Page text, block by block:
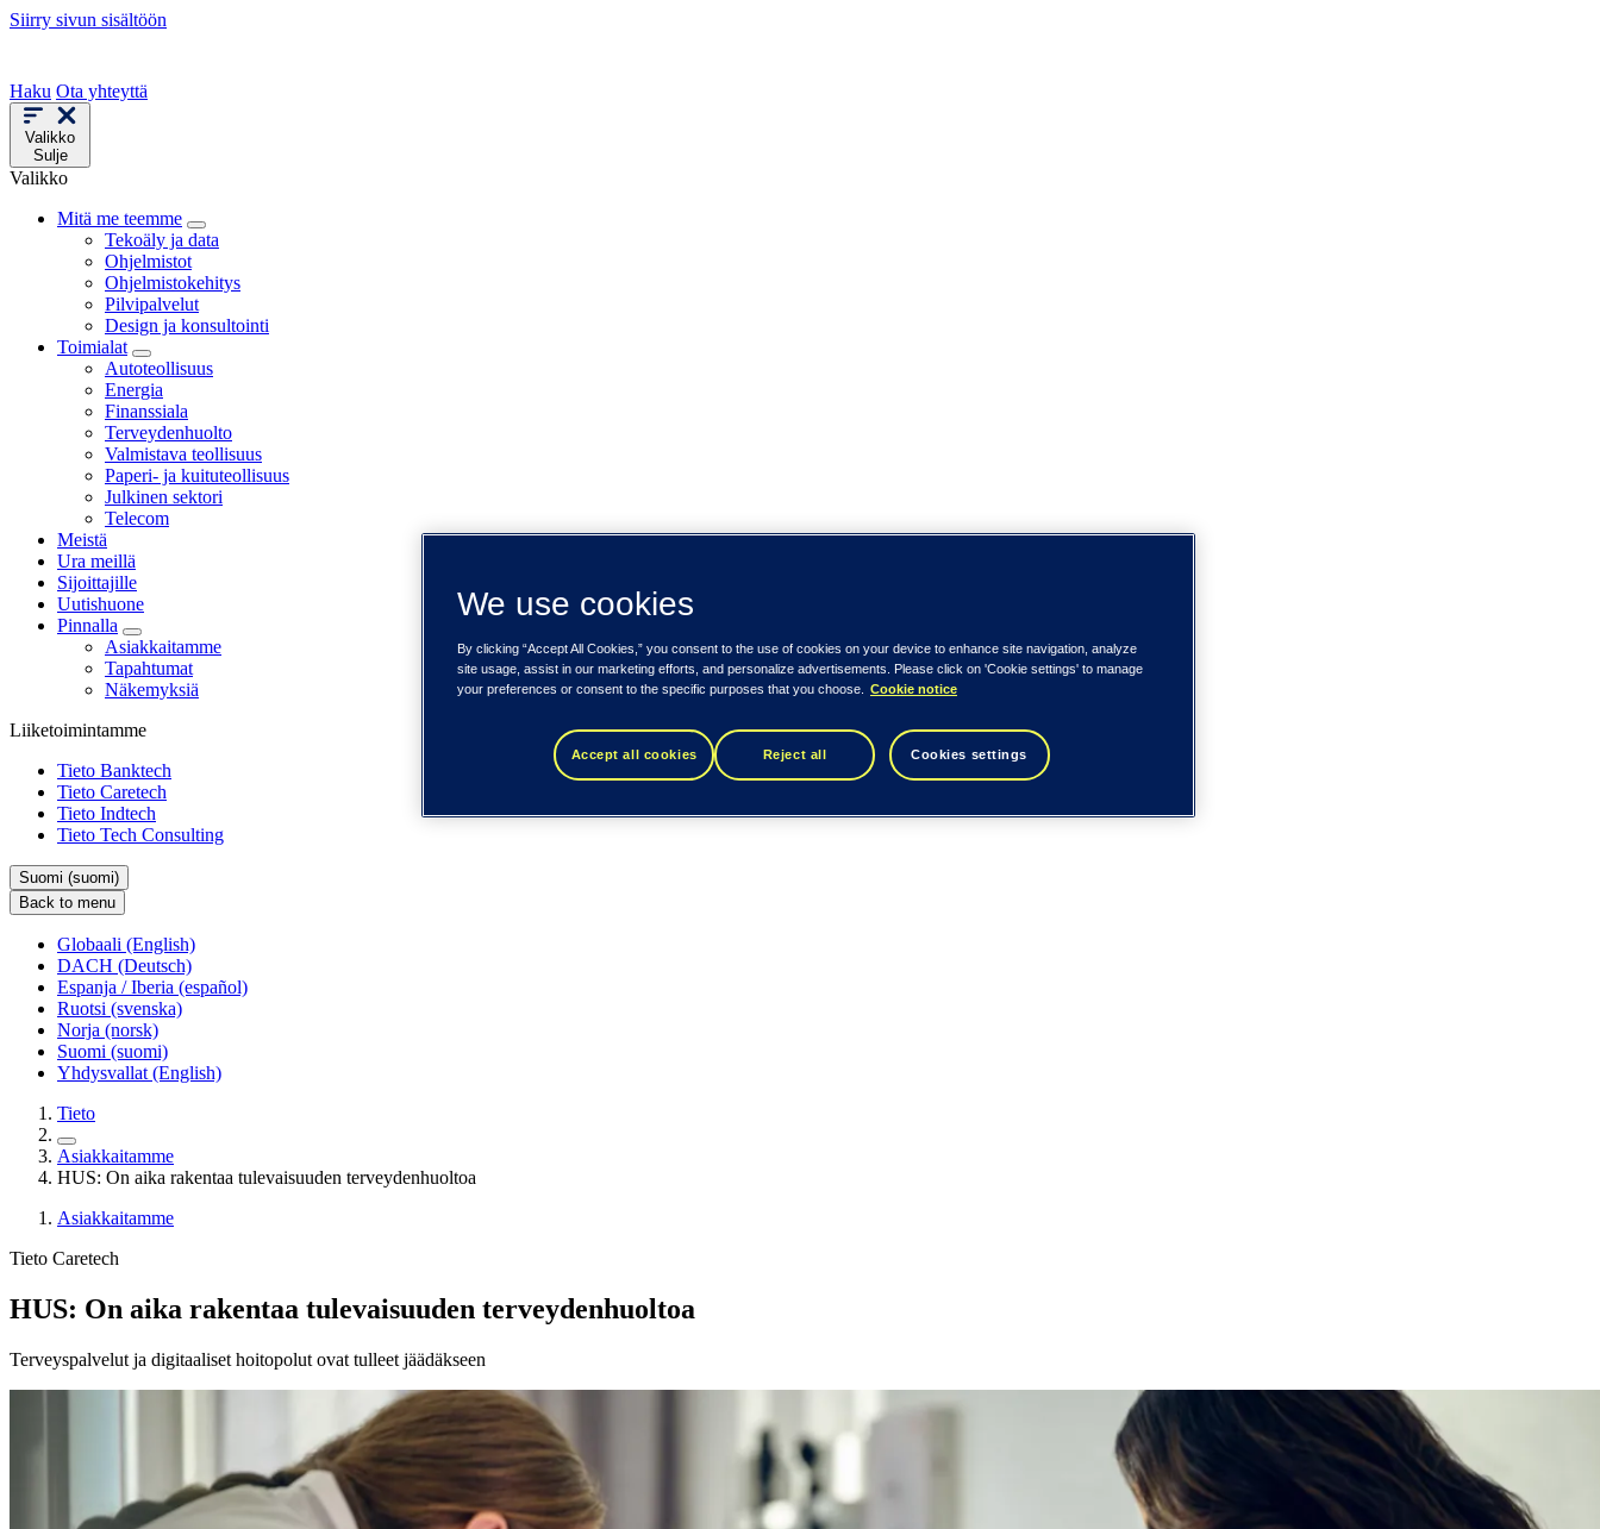
Siirry sivun sisältöön
Haku Ota yhteyttä
Valikko
Sulje
Valikko
Mitä me teemme
Tekoäly ja data
Ohjelmistot
Ohjelmistokehitys
Pilvipalvelut
Design ja konsultointi
Toimialat
Autoteollisuus
Energia
Finanssiala
Terveydenhuolto
Valmistava teollisuus
Paperi- ja kuituteollisuus
Julkinen sektori
Telecom
Meistä
Ura meillä
Sijoittajille
Uutishuone
Pinnalla
Asiakkaitamme
Tapahtumat
Näkemyksiä
Liiketoimintamme
Tieto Banktech
Tieto Caretech
Tieto Indtech
Tieto Tech Consulting
Suomi (suomi)
Back to menu
Globaali (English)
DACH (Deutsch)
Espanja / Iberia (español)
Ruotsi (svenska)
Norja (norsk)
Suomi (suomi)
Yhdysvallat (English)
Tieto
Asiakkaitamme
HUS: On aika rakentaa tulevaisuuden terveydenhuoltoa
Asiakkaitamme
Tieto Caretech
HUS: On aika rakentaa tulevaisuuden terveydenhuoltoa
Terveyspalvelut ja digitaaliset hoitopolut ovat tulleet jäädäkseen
We use cookies
By clicking “Accept All Cookies,” you consent to the use of cookies on your device to enhance site navigation, analyze
site usage, assist in our marketing efforts, and personalize advertisements. Please click on 'Cookie settings' to manage
your preferences or consent to the specific purposes that you choose.
Cookie notice
Accept all cookies Reject all Cookies settings